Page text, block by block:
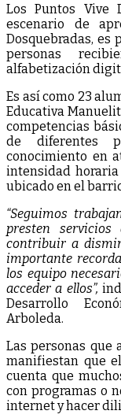
Los Puntos Vive
escenario de
Dosquebradas, es
personas
alfabetización
Es así como 23
Educativa
competencias
de diferentes
conocimiento en
intensidad
ubicado en el
“Seguimos
presten
contribuir a
importante
los equipo
acceder a ellos”,
Desarrollo
Arboleda.
Las personas que
manifiestan que
cuenta que
con programas o
internet y hacer